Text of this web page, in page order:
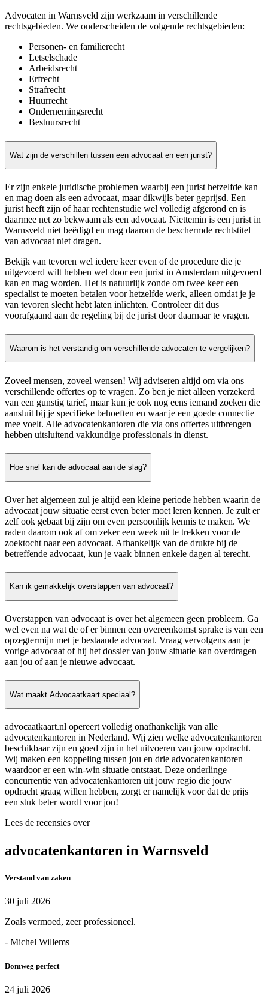
Advocaten in Warnsveld zijn werkzaam in verschillende
rechtsgebieden. We onderscheiden de volgende rechtsgebieden:
Personen- en familierecht
Letselschade
Arbeidsrecht
Erfrecht
Strafrecht
Huurrecht
Ondernemingsrecht
Bestuursrecht
Wat zijn de verschillen tussen een advocaat en een jurist?
Er zijn enkele juridische problemen waarbij een jurist hetzelfde kan
en mag doen als een advocaat, maar dikwijls beter geprijsd. Een
jurist heeft zijn of haar rechtenstudie wel volledig afgerond en is
daarmee net zo bekwaam als een advocaat. Niettemin is een jurist in
Warnsveld niet beëdigd en mag daarom de beschermde rechtstitel
van advocaat niet dragen.
Bekijk van tevoren wel iedere keer even of de procedure die je
uitgevoerd wilt hebben wel door een jurist in Amsterdam uitgevoerd
kan en mag worden. Het is natuurlijk zonde om twee keer een
specialist te moeten betalen voor hetzelfde werk, alleen omdat je je
van tevoren slecht hebt laten inlichten. Controleer dit dus
voorafgaand aan de regeling bij de jurist door daarnaar te vragen.
Waarom is het verstandig om verschillende advocaten te vergelijken?
Zoveel mensen, zoveel wensen! Wij adviseren altijd om via ons
verschillende offertes op te vragen. Zo ben je niet alleen verzekerd
van een gunstig tarief, maar kun je ook nog eens iemand zoeken die
aansluit bij je specifieke behoeften en waar je een goede connectie
mee voelt. Alle advocatenkantoren die via ons offertes uitbrengen
hebben uitsluitend vakkundige professionals in dienst.
Hoe snel kan de advocaat aan de slag?
Over het algemeen zul je altijd een kleine periode hebben waarin de
advocaat jouw situatie eerst even beter moet leren kennen. Je zult er
zelf ook gebaat bij zijn om even persoonlijk kennis te maken. We
raden daarom ook af om zeker een week uit te trekken voor de
zoektocht naar een advocaat. Afhankelijk van de drukte bij de
betreffende advocaat, kun je vaak binnen enkele dagen al terecht.
Kan ik gemakkelijk overstappen van advocaat?
Overstappen van advocaat is over het algemeen geen probleem. Ga
wel even na wat de of er binnen een overeenkomst sprake is van een
opzegtermijn met je bestaande advocaat. Vraag vervolgens aan je
vorige advocaat of hij het dossier van jouw situatie kan overdragen
aan jou of aan je nieuwe advocaat.
Wat maakt Advocaatkaart speciaal?
advocaatkaart.nl opereert volledig onafhankelijk van alle
advocatenkantoren in Nederland. Wij zien welke advocatenkantoren
beschikbaar zijn en goed zijn in het uitvoeren van jouw opdracht.
Wij maken een koppeling tussen jou en drie advocatenkantoren
waardoor er een win-win situatie ontstaat. Deze onderlinge
concurrentie van advocatenkantoren uit jouw regio die jouw
opdracht graag willen hebben, zorgt er namelijk voor dat de prijs
een stuk beter wordt voor jou!
Lees de recensies over
advocatenkantoren in Warnsveld
Verstand van zaken
30 juli 2026
Zoals vermoed, zeer professioneel.
- Michel Willems
Domweg perfect
24 juli 2026